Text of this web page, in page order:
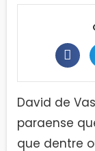
David de
paraense
que dentre